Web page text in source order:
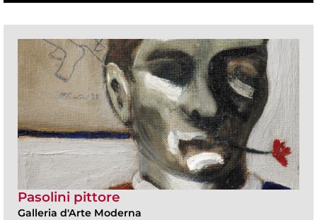
Pasolini pittore
Galleria d'Arte Moderna